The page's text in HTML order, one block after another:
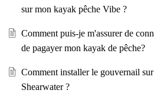
sur mon kayak pêche Vibe ?
Comment puis-je m'assurer de
de pagayer mon kayak de pêche?
Comment installer le gouvernail
Shearwater ?